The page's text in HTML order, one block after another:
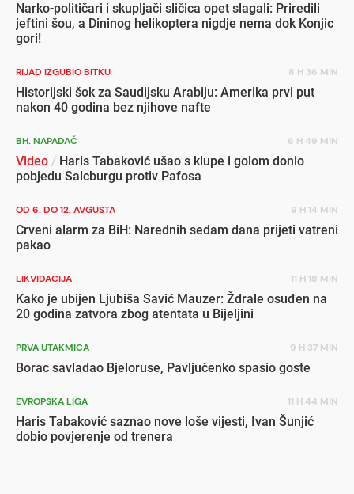
Narko-političari i skupljači sličica opet slagali: Priredili
jeftini šou, a Dininog helikoptera nigdje nema dok Konjic
gori!
RIJAD IZGUBIO BITKU 8 H 36 MIN
Historijski šok za Saudijsku Arabiju: Amerika prvi put
nakon 40 godina bez njihove nafte
BH. NAPADAČ 6 H 49 MIN
Video / Haris Tabaković ušao s klupe i golom donio
pobjedu Salcburgu protiv Pafosa
OD 6. DO 12. AVGUSTA 9 H 14 MIN
Crveni alarm za BiH: Narednih sedam dana prijeti vatreni
pakao
LIKVIDACIJA 11 H 18 MIN
Kako je ubijen Ljubiša Savić Mauzer: Ždrale osuđen na
20 godina zatvora zbog atentata u Bijeljini
PRVA UTAKMICA 9 H 37 MIN
Borac savladao Bjeloruse, Pavljučenko spasio goste
EVROPSKA LIGA 11 H 44 MIN
Haris Tabaković saznao nove loše vijesti, Ivan Šunjić
dobio povjerenje od trenera